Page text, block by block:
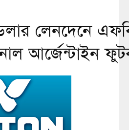
লেনদেনে
আর্জেন্টাইন